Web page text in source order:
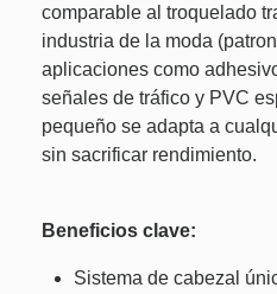
comparable al troquelado
industria de la moda
aplicaciones como
señales de tráfico y PVC
pequeño se adapta a
sin sacrificar rendimiento.
Beneficios clave:
Sistema de cabezal